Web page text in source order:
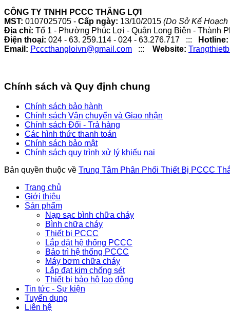
CÔNG TY TNHH PCCC THẮNG LỢI
MST: 0107025705 - Cấp ngày: 13/10/2015 (Do Sở Kế
Địa chỉ: Tổ 1 - Phường Phúc Lợi - Quận Long Biên - Thành
Điện thoại: 024 - 63. 259.114 - 024 - 63.276.717 ::: Hotline:
Email: Pcccthangloivn@gmail.com ::: Website:
Chính sách và Quy định chung
Chính sách bảo hành
Chính sách Vận chuyển và Giao nhận
Chính sách Đổi - Trả hàng
Các hình thức thanh toán
Chính sách bảo mật
Chính sách quy trình xử lý khiếu nại
Bản quyền thuộc về Trung Tâm Phân Phối Thiết Bị PCCC
Trang chủ
Giới thiệu
Sản phẩm
Nạp sạc bình chữa cháy
Bình chữa cháy
Thiết bị PCCC
Lắp đặt hệ thống PCCC
Bảo trì hệ thống PCCC
Máy bơm chữa cháy
Lắp đạt kim chống sét
Thiết bị bảo hộ lao động
Tin tức - Sự kiện
Tuyển dụng
Liên hệ